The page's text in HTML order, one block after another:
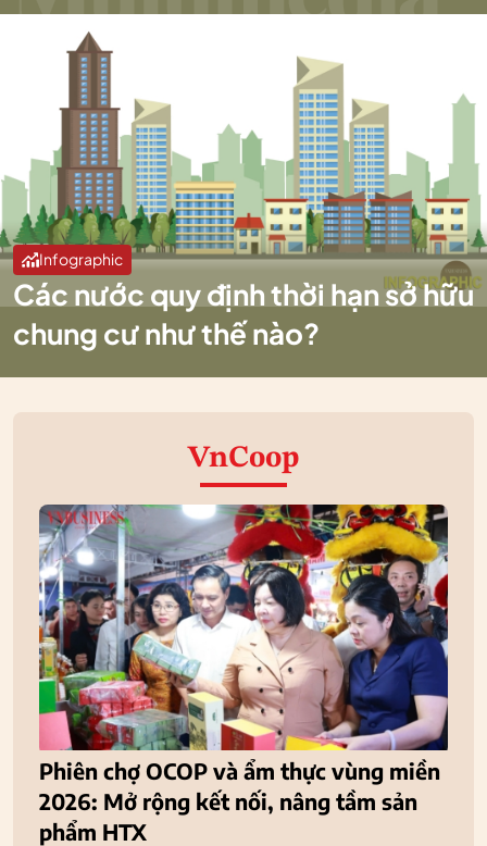
Infographic
Các nước quy định thời hạn sở hữu
chung cư như thế nào?
VnCoop
Phiên chợ OCOP và ẩm thực vùng miền
2026: Mở rộng kết nối, nâng tầm sản
phẩm HTX